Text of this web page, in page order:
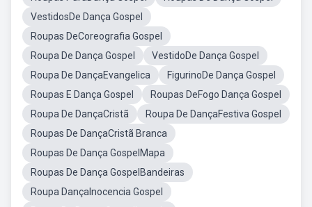
VestidosDe Dança Gospel
Roupas DeCoreografia Gospel
Roupa De Dança Gospel
VestidoDe Dança Gospel
Roupa De DançaEvangelica
FigurinoDe Dança Gospel
Roupas E Dança Gospel
Roupas DeFogo Dança Gospel
Roupa De DançaCristã
Roupa De DançaFestiva Gospel
Roupas De DançaCristã Branca
Roupas De Dança GospelMapa
Roupas De Dança GospelBandeiras
Roupa DançaInocencia Gospel